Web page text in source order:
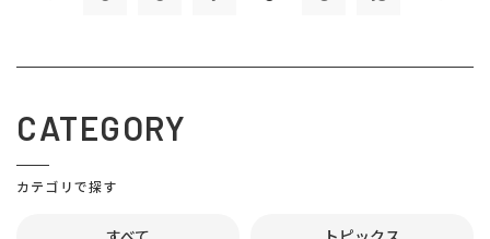
CATEGORY
カテゴリで探す